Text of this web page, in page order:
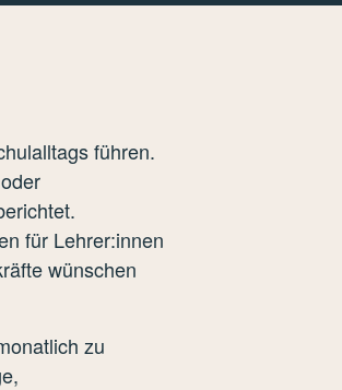
führen.
für Lehrer:innen
wünschen
zu